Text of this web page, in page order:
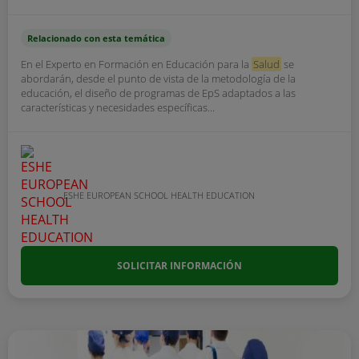
Relacionado con esta temática
En el Experto en Formación en Educación para la Salud se
abordarán, desde el punto de vista de la metodología de la
educación, el diseño de programas de EpS adaptados a las
características y necesidades específicas...
ESHE EUROPEAN SCHOOL HEALTH EDUCATION
SOLICITAR INFORMACIÓN